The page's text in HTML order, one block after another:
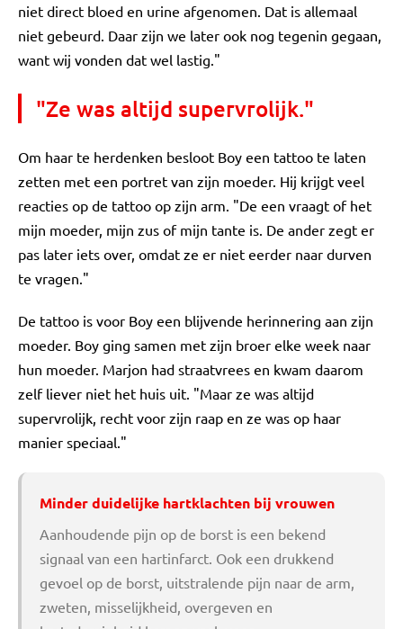
niet direct bloed en urine afgenomen. Dat is allemaal
niet gebeurd. Daar zijn we later ook nog tegenin gegaan,
want wij vonden dat wel lastig."
"Ze was altijd supervrolijk."
Om haar te herdenken besloot Boy een tattoo te laten
zetten met een portret van zijn moeder. Hij krijgt veel
reacties op de tattoo op zijn arm. "De een vraagt of het
mijn moeder, mijn zus of mijn tante is. De ander zegt er
pas later iets over, omdat ze er niet eerder naar durven
te vragen."
De tattoo is voor Boy een blijvende herinnering aan zijn
moeder. Boy ging samen met zijn broer elke week naar
hun moeder. Marjon had straatvrees en kwam daarom
zelf liever niet het huis uit. "Maar ze was altijd
supervrolijk, recht voor zijn raap en ze was op haar
manier speciaal."
Minder duidelijke hartklachten bij vrouwen
Aanhoudende pijn op de borst is een bekend
signaal van een hartinfarct. Ook een drukkend
gevoel op de borst, uitstralende pijn naar de arm,
zweten, misselijkheid, overgeven en